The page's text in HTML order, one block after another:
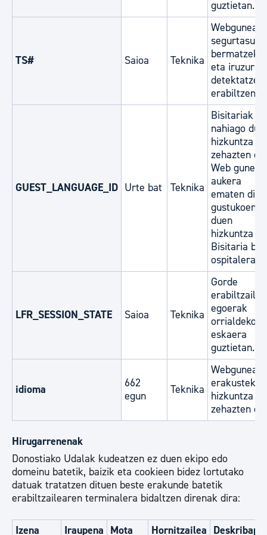
guztietan.
TS# Saioa Teknika
segurtasuna
bermatzeko
eta
erabiltzen
GUEST_LANGUAGE_ID Urte bat Teknika
Bisitariak
nahiago
hizkuntza
zehazten du.
Web guneari
aukera
ematen dio
gustukoen
duen
hizkuntza
Bisitaria
LFR_SESSION_STATE Saioa Teknika
Gorde
egoerak
orrialdeko
eskaera
guztietan.
idioma
662
egun
Teknika
Webgunea
erakusteko
hizkuntza
zehazten du
Hirugarrenenak
Donostiako Udalak kudeatzen ez duen ekipo edo
domeinu batetik, baizik eta cookieen bidez lortutako
datuak tratatzen dituen beste erakunde batetik
erabiltzailearen terminalera bidaltzen direnak dira:
Izena Iraupena Mota Hornitzailea